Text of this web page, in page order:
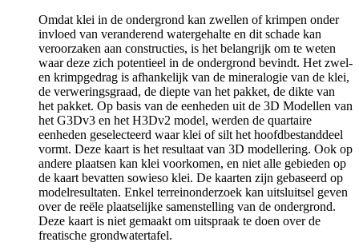
Omdat klei in de ondergrond kan zwellen of krimpen onder
invloed van veranderend watergehalte en dit schade kan
veroorzaken aan constructies, is het belangrijk om te weten
waar deze zich potentieel in de ondergrond bevindt. Het zwel-
en krimpgedrag is afhankelijk van de mineralogie van de klei,
de verweringsgraad, de diepte van het pakket, de dikte van
het pakket. Op basis van de eenheden uit de 3D Modellen van
het G3Dv3 en het H3Dv2 model, werden de quartaire
eenheden geselecteerd waar klei of silt het hoofdbestanddeel
vormt. Deze kaart is het resultaat van 3D modellering. Ook op
andere plaatsen kan klei voorkomen, en niet alle gebieden op
de kaart bevatten sowieso klei. De kaarten zijn gebaseerd op
modelresultaten. Enkel terreinonderzoek kan uitsluitsel geven
over de reële plaatselijke samenstelling van de ondergrond.
Deze kaart is niet gemaakt om uitspraak te doen over de
freatische grondwatertafel.